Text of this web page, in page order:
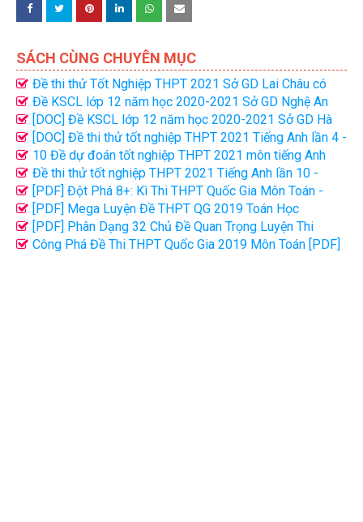
SÁCH CÙNG CHUYÊN MỤC
Đề thi thử Tốt Nghiệp THPT 2021 Sở GD Lai Châu có
đáp án
Đề KSCL lớp 12 năm học 2020-2021 Sở GD Nghệ An
Lần 2[DOC] Đề KSCL lớp 12 năm học 2020-2021 Sở GD Hà
Nội
[DOC] Đề thi thử tốt nghiệp THPT 2021 Tiếng Anh lần 4 -
Cô Minh Trang
10 Đề dự đoán tốt nghiệp THPT 2021 môn tiếng Anh
cực hay (đủ đáp án)
Đề thi thử tốt nghiệp THPT 2021 Tiếng Anh lần 10 -
Thầy Nguyen Tat Minh
[PDF] Đột Phá 8+: Kì Thi THPT Quốc Gia Môn Toán -
Tập 2: Hình Học
[PDF] Mega Luyện Đề THPT QG 2019 Toán Học
[PDF] Phân Dạng 32 Chủ Đề Quan Trọng Luyện Thi
THPT Quốc Gia Môn Toán
Công Phá Đề Thi THPT Quốc Gia 2019 Môn Toán [PDF]